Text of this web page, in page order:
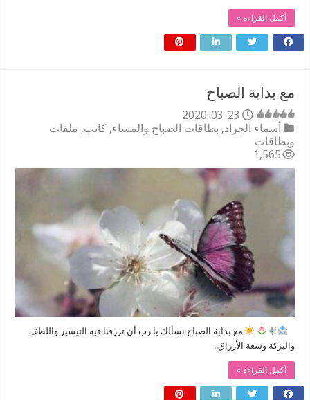
أكمل القراءة »
مع بداية الصباح
2020-03-23
أسماء الجراد, بطاقات الصباح والمساء, كاتب, ملفات
وبطاقات
1,565
مع بداية الصباح نسألك يا رب أن ترزقنا فيه التيسير واللطف
والبركة وسعة الأرزاق..
أكمل القراءة »